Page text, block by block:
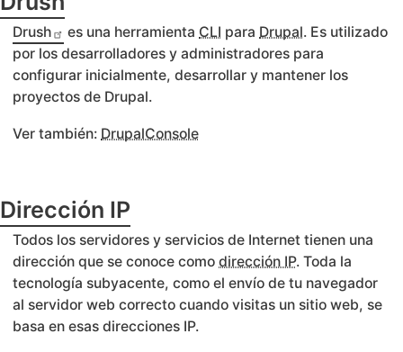
Drush es una herramienta CLI para Drupal. Es utilizado
por los desarrolladores y administradores para
configurar inicialmente, desarrollar y mantener los
proyectos de Drupal.
Ver también: DrupalConsole
Dirección IP
Todos los servidores y servicios de Internet tienen una
dirección que se conoce como dirección IP. Toda la
tecnología subyacente, como el envío de tu navegador
al servidor web correcto cuando visitas un sitio web, se
basa en esas direcciones IP.